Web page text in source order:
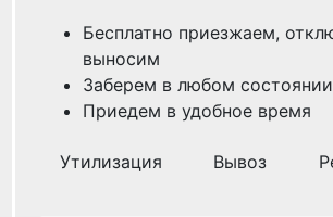
Бесплатно приезжаем,
выносим
Заберем в любом состоянии
Приедем в удобное время
Утилизация Вывоз